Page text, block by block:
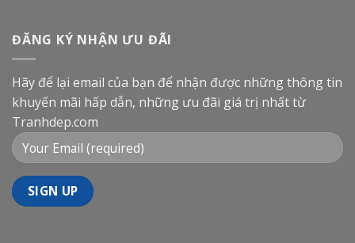
ĐĂNG KÝ NHẬN ƯU ĐÃI
Hãy để lại email của bạn để nhận được những thông tin
khuyến mãi hấp dẫn, những ưu đãi giá trị nhất từ
Tranhdep.com